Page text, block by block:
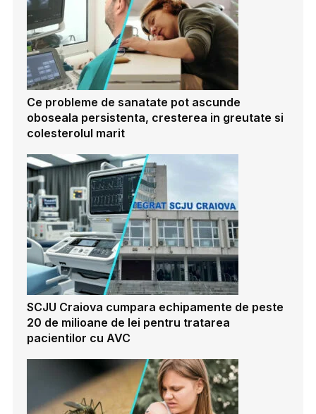
Ce probleme de sanatate pot ascunde
oboseala persistenta, cresterea in greutate si
colesterolul marit
SCJU Craiova cumpara echipamente de peste
20 de milioane de lei pentru tratarea
pacientilor cu AVC